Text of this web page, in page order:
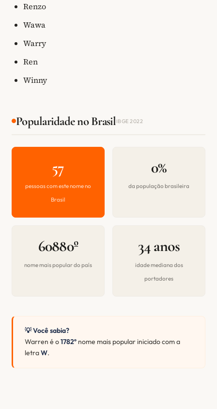
Renzo
Wawa
Warry
Ren
Winny
Popularidade no BrasilIBGE 2022
57
pessoas com este nome no
Brasil
0%
da população brasileira
60880º
nome mais popular do país
34 anos
idade mediana dos
portadores
💡 Você sabia?
Warren é o1782º nome mais popular iniciado com a
letraW.